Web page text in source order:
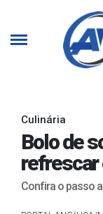
Culinária
Bolo de
refrescar
Confira o passo